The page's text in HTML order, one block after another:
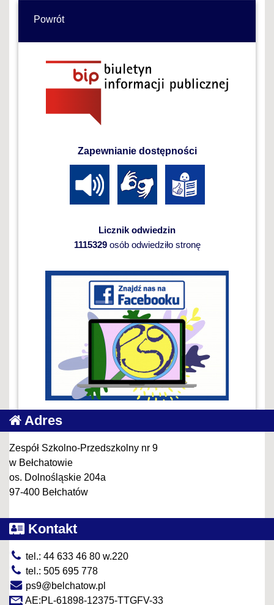
Powrót
Zapewnianie dostępności
Licznik odwiedzin
1115329osób odwiedziło stronę
Adres
Zespół Szkolno-Przedszkolny nr 9
w Bełchatowie
os. Dolnośląskie 204a
97-400 Bełchatów
Kontakt
tel.: 44 633 46 80 w.220
tel.: 505 695 778
ps9@belchatow.pl
AE:PL-61898-12375-TTGFV-33